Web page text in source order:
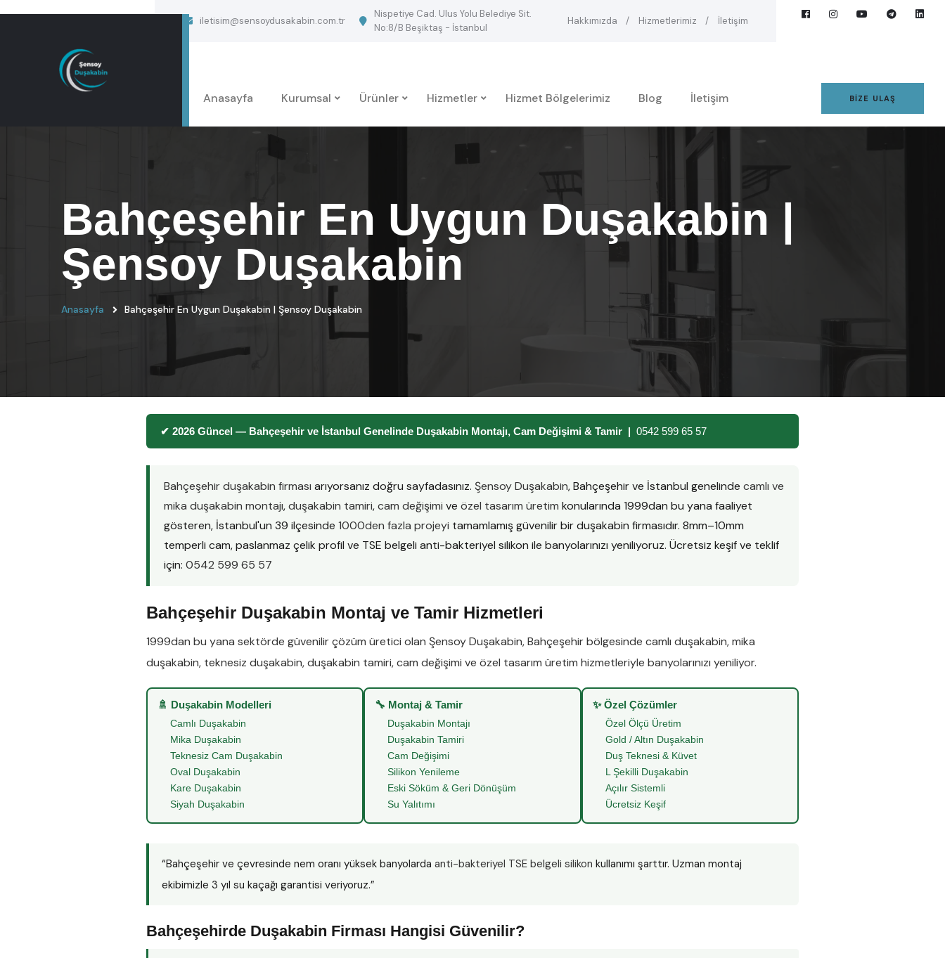
iletisim@sensoydusakabin.com.tr
Nispetiye Cad. Ulus Yolu Belediye Sit.
No:8/B Beşiktaş - İstanbul
Hakkımızda Hizmetlerimiz İletişim
Anasayfa Kurumsal Ürünler Hizmetler Hizmet Bölgelerimiz Blog İletişim BIZE ULAŞ
Bahçeşehir En Uygun Duşakabin |
Şensoy Duşakabin
Anasayfa Bahçeşehir En Uygun Duşakabin | Şensoy Duşakabin
✔ 2026 Güncel — Bahçeşehir ve İstanbul Genelinde Duşakabin Montajı, Cam Değişimi & Tamir | 0542 599 65 57
Bahçeşehir duşakabin firması arıyorsanız doğru sayfadasınız. Şensoy Duşakabin, Bahçeşehir ve İstanbul genelinde camlı ve
mika duşakabin montajı,duşakabin tamiri,cam değişimi ve özel tasarım üretim konularında 1999dan bu yana faaliyet
gösteren, İstanbul'un 39 ilçesinde 1000den fazla projeyi tamamlamış güvenilir bir duşakabin firmasıdır. 8mm–10mm
temperli cam, paslanmaz çelik profil ve TSE belgeli anti-bakteriyel silikon ile banyolarınızı yeniliyoruz. Ücretsiz keşif ve teklif
için: 0542 599 65 57
Bahçeşehir Duşakabin Montaj ve Tamir Hizmetleri
1999dan bu yana sektörde güvenilir çözüm üretici olan Şensoy Duşakabin,Bahçeşehirbölgesinde camlı duşakabin,mika
duşakabin, teknesiz duşakabin,duşakabin tamiri,cam değişimi ve özel tasarım üretim hizmetleriyle banyolarınızı yeniliyor.
🚿 Duşakabin Modelleri
Camlı Duşakabin
Mika Duşakabin
Teknesiz Cam Duşakabin
Oval Duşakabin
Kare Duşakabin
Siyah Duşakabin
🔧 Montaj & Tamir
Duşakabin Montajı
Duşakabin Tamiri
Cam Değişimi
Silikon Yenileme
Eski Söküm & Geri Dönüşüm
Su Yalıtımı
✨ Özel Çözümler
Özel Ölçü Üretim
Gold / Altın Duşakabin
Duş Teknesi & Küvet
L Şekilli Duşakabin
Açılır Sistemli
Ücretsiz Keşif
“Bahçeşehir ve çevresinde nem oranı yüksek banyolarda anti-bakteriyel TSE belgeli silikon kullanımı şarttır. Uzman montaj
ekibimizle 3 yıl su kaçağı garantisi veriyoruz.”
Bahçeşehirde Duşakabin Firması Hangisi Güvenilir?